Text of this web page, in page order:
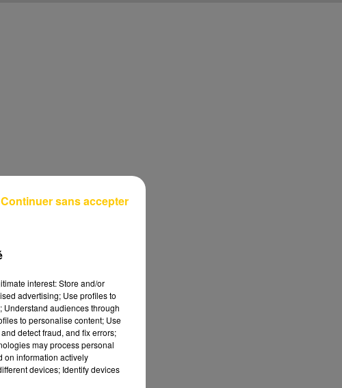
nos
interest: Store and/or
advertising; Use profiles to
audiences through
to personalise content; Use
detect fraud, and fix errors;
may process personal
on information actively
devices; Identify devices
Continuer sans accepter